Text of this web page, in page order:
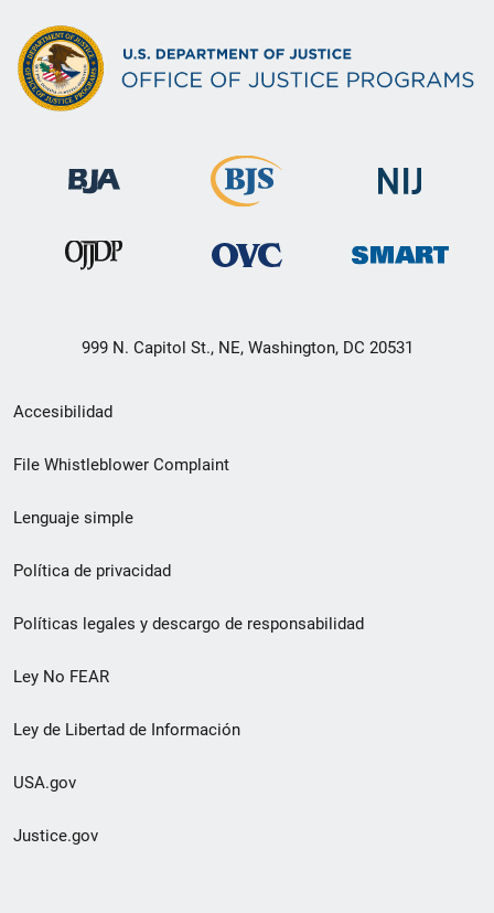
999 N. Capitol St., NE, Washington, DC 20531
Menú
de
de
pie
de
página
Accesibilidad
File Whistleblower Complaint
Lenguaje simple
Política de privacidad
Políticas legales y descargo de responsabilidad
Ley No FEAR
Ley de Libertad de Información
USA.gov
Justice.gov